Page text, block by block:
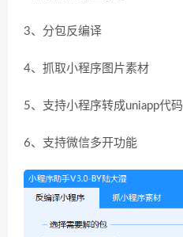
3、分包反编译
4、抓取小程序图片素材
5、支持小程序转成uniapp代码
6、支持微信多开功能